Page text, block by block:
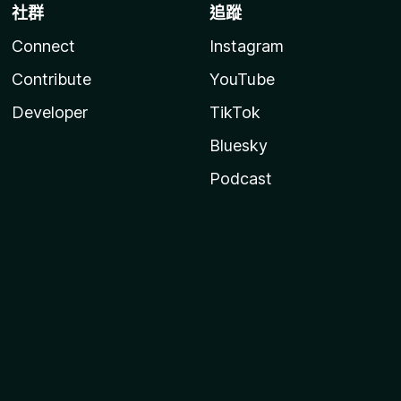
社群
Connect
Contribute
Developer
追蹤
Instagram
YouTube
TikTok
Bluesky
Podcast